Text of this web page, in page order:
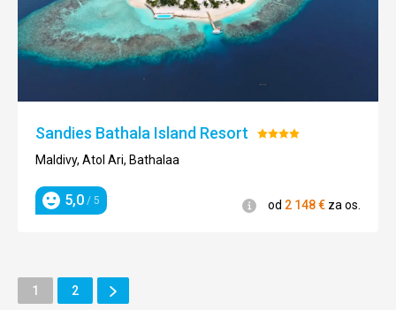
Sandies Bathala Island Resort Hodnotenie:
Maldivy, Atol Ari, Bathalaa
Hodnotenie
5,0 / 5 Informácie
od 2 148€ za os.
Stránka
1 Stránka
2
Ďalšie
Stránka